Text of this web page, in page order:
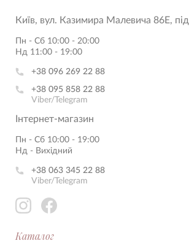
Київ, вул. Казимира Малевича 86Е,
Пн - Сб 10:00 - 20:00
Нд 11:00 - 19:00
+38 096 269 22 88
+38 095 858 22 88
Viber/Telegram
Інтернет-магазин
Пн - Сб 10:00 - 19:00
Нд - Вихідний
+38 063 345 22 88
Viber/Telegram
Каталог